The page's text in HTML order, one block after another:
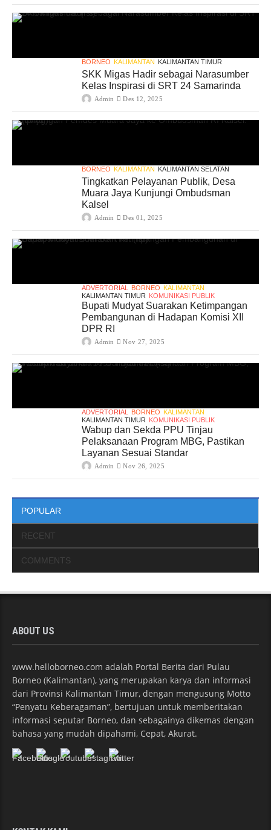
BORNEO KALIMANTAN KALIMANTAN TIMUR
SKK Migas Hadir sebagai Narasumber
Kelas Inspirasi di SRT 24 Samarinda
Admin Des 12, 2025
BORNEO KALIMANTAN KALIMANTAN SELATAN
Tingkatkan Pelayanan Publik, Desa
Muara Jaya Kunjungi Ombudsman
Kalsel
Admin Des 01, 2025
ADVERTORIAL BORNEO KALIMANTAN
KALIMANTAN TIMUR KOMUNIKASI PUBLIK
Bupati Mudyat Suarakan Ketimpangan
Pembangunan di Hadapan Komisi XII
DPR RI
Admin Nov 27, 2025
ADVERTORIAL BORNEO KALIMANTAN
KALIMANTAN TIMUR KOMUNIKASI PUBLIK
Wabup dan Sekda PPU Tinjau
Pelaksanaan Program MBG, Pastikan
Layanan Sesuai Standar
Admin Nov 26, 2025
POPULAR
RECENT
COMMENTS
ABOUT US
www.helloborneo.com adalah Portal Berita dari Pulau
Borneo (Kalimantan), yang merupakan karya dan informasi
dari Provinsi Kalimantan Timur, dengan mengusung Motto
“Penyatu Keberagaman”, bertujuan untuk memberitakan
informasi seputar Borneo, dan sebagainya dikemas dengan
bahasa yang mudah dipahami, Cepat, Akurat.